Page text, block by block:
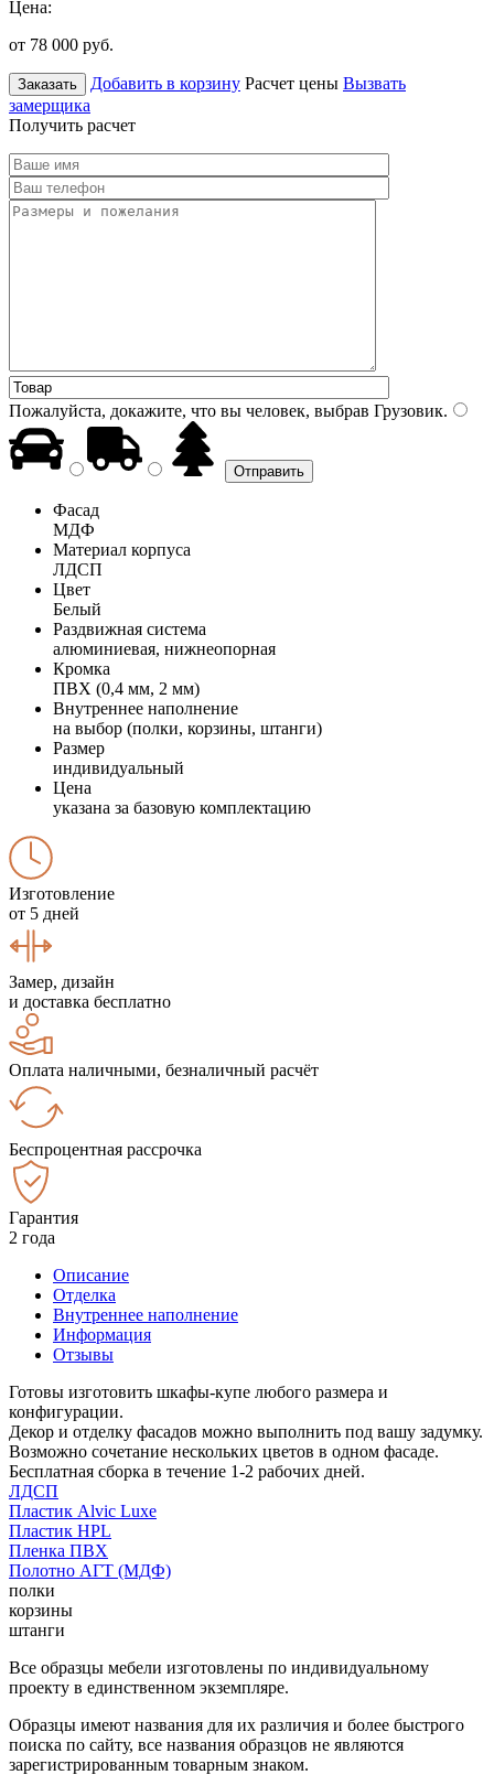
Цена:
от 78 000 руб.
Заказать Добавить в корзину Расчет цены Вызвать
замерщика
Получить расчет
Пожалуйста, докажите, что вы человек, выбрав Грузовик.
Фасад
МДФ
Материал корпуса
ЛДСП
Цвет
Белый
Раздвижная система
алюминиевая, нижнеопорная
Кромка
ПВХ (0,4 мм, 2 мм)
Внутреннее наполнение
на выбор (полки, корзины, штанги)
Размер
индивидуальный
Цена
указана за базовую комплектацию
Изготовление
от 5 дней
Замер, дизайн
и доставка бесплатно
Оплата наличными, безналичный расчёт
Беспроцентная рассрочка
Гарантия
2 года
Описание
Отделка
Внутреннее наполнение
Информация
Отзывы
Готовы изготовить шкафы-купе любого размера и
конфигурации.
Декор и отделку фасадов можно выполнить под вашу задумку.
Возможно сочетание нескольких цветов в одном фасаде.
Бесплатная сборка в течение 1-2 рабочих дней.
ЛДСП
Пластик Alvic Luxe
Пластик HPL
Пленка ПВХ
Полотно АГТ (МДФ)
полки
корзины
штанги
Все образцы мебели изготовлены по индивидуальному
проекту в единственном экземпляре.
Образцы имеют названия для их различия и более быстрого
поиска по сайту, все названия образцов не являются
зарегистрированным товарным знаком.